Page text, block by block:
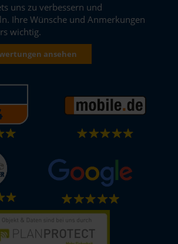
uns zu verbessern und
Ihre Wünsche und Anmerkungen
wichtig.
ansehen